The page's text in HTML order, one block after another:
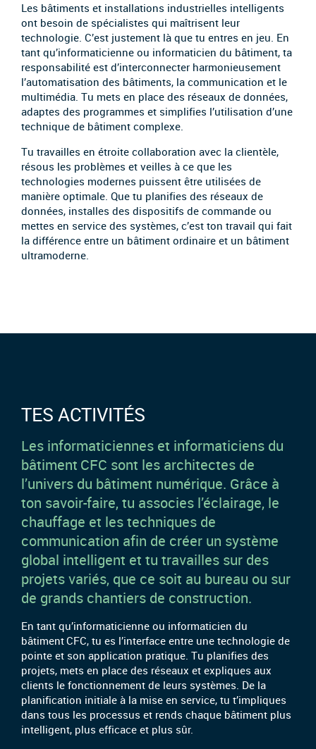
Les bâtiments et installations industrielles intelligents
ont besoin de spécialistes qui maîtrisent leur
technologie. C’est justement là que tu entres en jeu. En
tant qu’informaticienne ou informaticien du bâtiment, ta
responsabilité est d’interconnecter harmonieusement
l’automatisation des bâtiments, la communication et le
multimédia. Tu mets en place des réseaux de données,
adaptes des programmes et simplifies l’utilisation d’une
technique de bâtiment complexe.
Tu travailles en étroite collaboration avec la clientèle,
résous les problèmes et veilles à ce que les
technologies modernes puissent être utilisées de
manière optimale. Que tu planifies des réseaux de
données, installes des dispositifs de commande ou
mettes en service des systèmes, c’est ton travail qui fait
la différence entre un bâtiment ordinaire et un bâtiment
ultramoderne.
TES ACTIVITÉS
Les informaticiennes et informaticiens du
bâtiment CFC sont les architectes de
l’univers du bâtiment numérique. Grâce à
ton savoir-faire, tu associes l’éclairage, le
chauffage et les techniques de
communication afin de créer un système
global intelligent et tu travailles sur des
projets variés, que ce soit au bureau ou sur
de grands chantiers de construction.
En tant qu’informaticienne ou informaticien du
bâtiment CFC, tu es l’interface entre une technologie de
pointe et son application pratique. Tu planifies des
projets, mets en place des réseaux et expliques aux
clients le fonctionnement de leurs systèmes. De la
planification initiale à la mise en service, tu t’impliques
dans tous les processus et rends chaque bâtiment plus
intelligent, plus efficace et plus sûr.